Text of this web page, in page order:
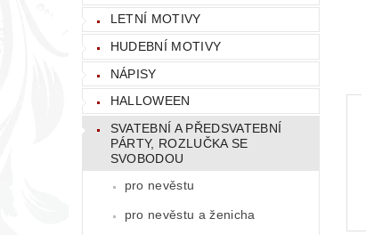
LETNÍ MOTIVY
HUDEBNÍ MOTIVY
NÁPISY
HALLOWEEN
SVATEBNÍ A PŘEDSVATEBNÍ
PÁRTY, ROZLUČKA SE
SVOBODOU
pro nevěstu
pro nevěstu a ženicha